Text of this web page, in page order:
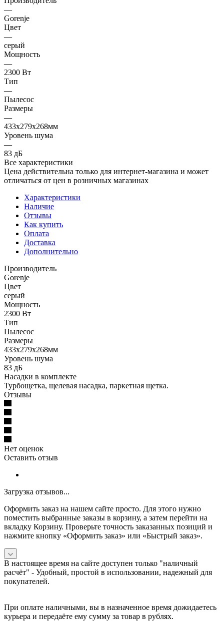
—
Gorenje
Цвет
—
серый
Мощность
—
2300 Вт
Тип
—
Пылесос
Размеры
—
433x279x268мм
Уровень шума
—
83 дБ
Все характеристики
Цена действительна только для интернет-магазина и может
отличаться от цен в розничных магазинах
Характеристики
Наличие
Отзывы
Как купить
Оплата
Доставка
Дополнительно
Производитель
Gorenje
Цвет
серый
Мощность
2300 Вт
Тип
Пылесос
Размеры
433x279x268мм
Уровень шума
83 дБ
Насадки в комплекте
Турбощеткa, щелевая насадка, паркетная щетка.
Отзывы
Нет оценок
Оставить отзыв
Загрузка отзывов...
Оформить заказ на нашем сайте просто. Для этого нужно
поместить выбранные заказы в корзину, а затем перейти на
вкладку Корзину. Проверьте точность заказанных позиций и
нажмите кнопку «Оформить заказ» или «Быстрый заказ».
В настоящее время на сайте доступен только "наличный
расчёт" - Удобный, простой в использовании, надежный для
покупателей.
При оплате наличными, вы в назначенное время дожидаетесь
курьера и передаёте ему сумму за товар в рублях.